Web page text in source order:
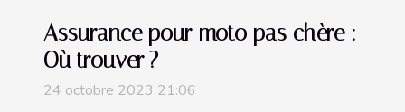
Assurance pour moto pas chère :
Où trouver ?
24 octobre 2023 21:06